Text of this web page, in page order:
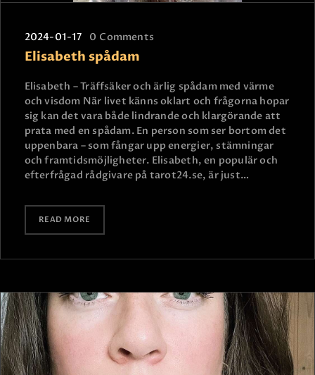
2024-01-17 0 Comments
Elisabeth spådam
Elisabeth – Träffsäker och ärlig spådam med värme
och visdom När livet känns oklart och frågorna hopar
sig kan det vara både lindrande och klargörande att
prata med en spådam. En person som ser bortom det
uppenbara – som fångar upp energier, stämningar
och framtidsmöjligheter. Elisabeth, en populär och
efterfrågad rådgivare på tarot24.se, är just…
READ MORE